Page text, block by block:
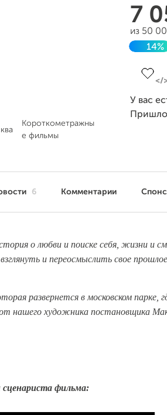
Короткометражны
е фильмы
7
из 50
14%
У вас
6 Комментарии
о любви и поиске себя, жизни и
и переосмыслить свое
развернется в московском парке,
нашего художника постановщика
фильма: